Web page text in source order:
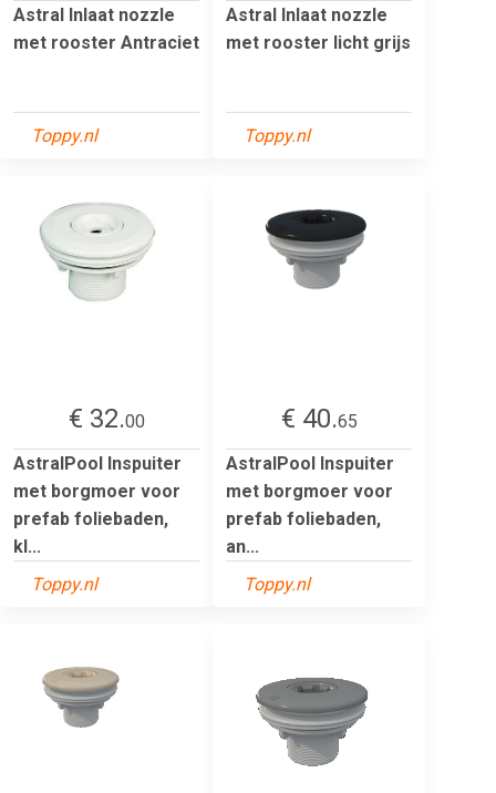
Astral Inlaat nozzle
met rooster Antraciet
Toppy.nl
Astral Inlaat nozzle
met rooster licht grijs
Toppy.nl
€ 32.00
AstralPool Inspuiter
met borgmoer voor
prefab foliebaden,
kl...
Toppy.nl
€ 40.65
AstralPool Inspuiter
met borgmoer voor
prefab foliebaden,
an...
Toppy.nl